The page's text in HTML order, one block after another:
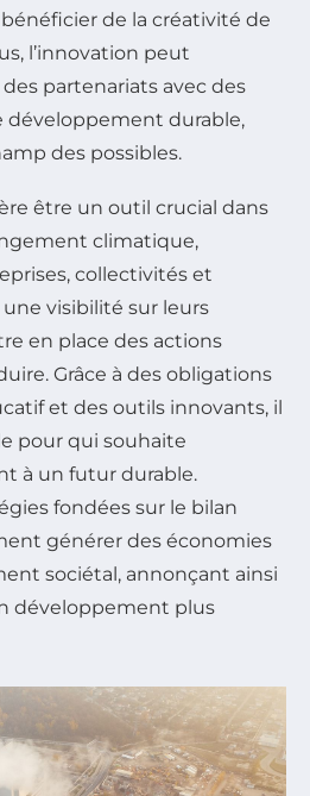
de la créativité de
l’innovation peut
partenariats avec des
développement durable,
des possibles.
être un outil crucial dans
climatique,
collectivités et
visibilité sur leurs
en place des actions
Grâce à des obligations
et des outils innovants, il
pour qui souhaite
à un futur durable.
fondées sur le bilan
générer des économies
sociétal, annonçant ainsi
développement plus